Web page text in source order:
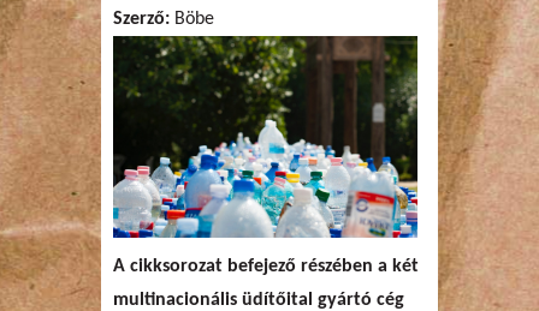
Szerző: Böbe
A cikksorozat befejező részében a két
multinacionális üdítőital gyártó cég